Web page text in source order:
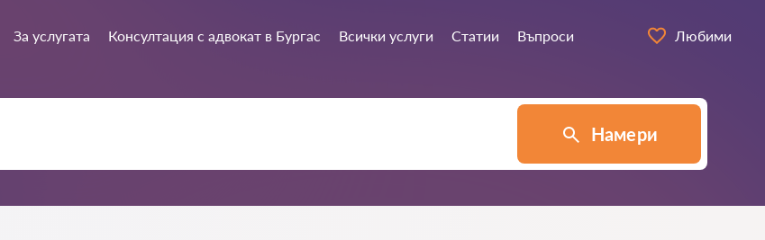
За услугата Консултация с адвокат в Бургас Всички услуги Статии Въпроси Любими
Намери